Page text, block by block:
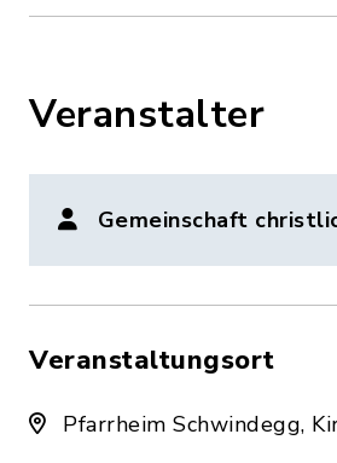
Veranstalter
Gemeinschaft
Veranstaltungsort
Pfarrheim Schwindegg,